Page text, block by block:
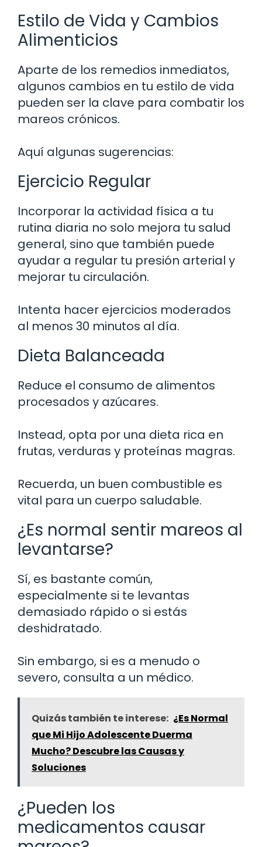
Estilo de Vida y Cambios
Alimenticios
Aparte de los remedios inmediatos,
algunos cambios en tu estilo de vida
pueden ser la clave para combatir los
mareos crónicos.
Aquí algunas sugerencias:
Ejercicio Regular
Incorporar la actividad física a tu
rutina diaria no solo mejora tu salud
general, sino que también puede
ayudar a regular tu presión arterial y
mejorar tu circulación.
Intenta hacer ejercicios moderados
al menos 30 minutos al día.
Dieta Balanceada
Reduce el consumo de alimentos
procesados y azúcares.
Instead, opta por una dieta rica en
frutas, verduras y proteínas magras.
Recuerda, un buen combustible es
vital para un cuerpo saludable.
¿Es normal sentir mareos al
levantarse?
Sí, es bastante común,
especialmente si te levantas
demasiado rápido o si estás
deshidratado.
Sin embargo, si es a menudo o
severo, consulta a un médico.
Quizás también te interese: ¿Es Normal
que Mi Hijo Adolescente Duerma
Mucho? Descubre las Causas y
Soluciones
¿Pueden los
medicamentos causar